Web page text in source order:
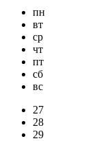
пн
вт
ср
чт
пт
сб
вс
27
28
29